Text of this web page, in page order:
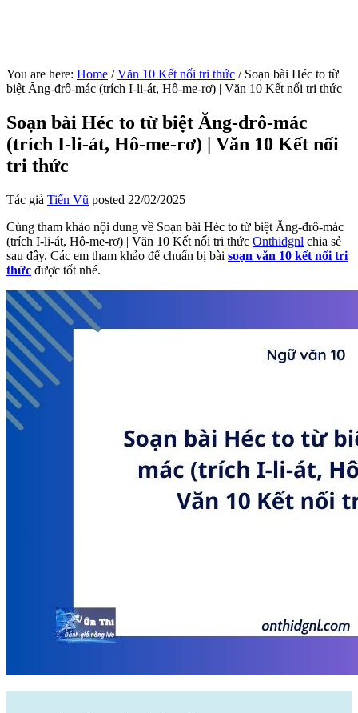
You are here: Home / Văn 10 Kết nối tri thức /Soạn bài Héc to từ
biệt Ăng-đrô-mác (trích I-li-át, Hô-me-rơ) | Văn 10 Kết nối tri thức
Soạn bài Héc to từ biệt Ăng-đrô-mác
(trích I-li-át, Hô-me-rơ) | Văn 10 Kết nối
tri thức
Tác giả Tiến Vũ posted 22/02/2025
Cùng tham khảo nội dung về Soạn bài Héc to từ biệt Ăng-đrô-mác
(trích I-li-át, Hô-me-rơ) | Văn 10 Kết nối tri thức Onthidgnl chia sẻ
sau đây. Các em tham khảo để chuẩn bị bài soạn văn 10 kết nối tri
thức được tốt nhé.